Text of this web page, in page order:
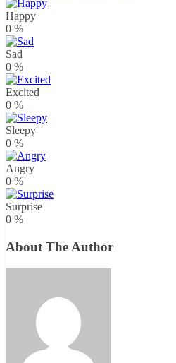
Happy
0 %
Sad
0 %
Excited
0 %
Sleepy
0 %
Angry
0 %
Surprise
0 %
About The Author